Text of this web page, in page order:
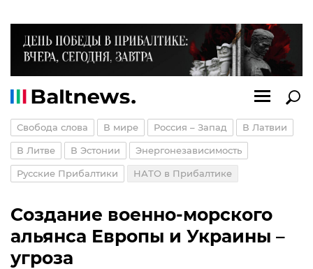
Свобода слова В мире Россия – Запад В Латвии
В Литве В Эстонии Энергонезависимость
Русские Прибалтики НАТО в Прибалтике
Создание военно-морского
альянса Европы и Украины –
угроза